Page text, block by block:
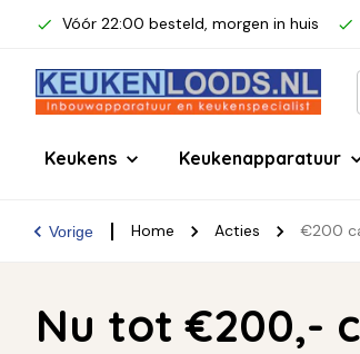
Vóór 22:00 besteld, morgen in huis
Keukens Keukenapparatuur
Vorige Home Acties €200
Nu tot €200,-